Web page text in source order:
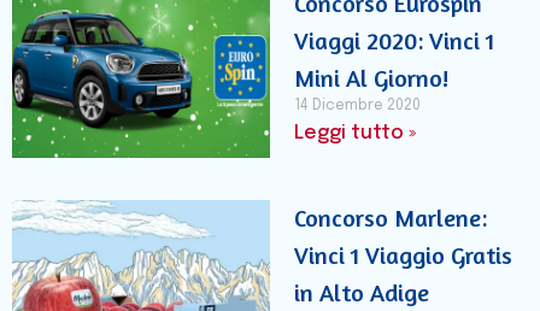
Viaggi 2020: Vinci 1
Mini Al Giorno!
14 Dicembre 2020
Leggi tutto »
Concorso Marlene:
Vinci 1 Viaggio Gratis
in Alto Adige